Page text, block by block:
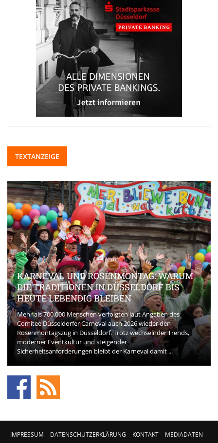
TEXTANZEIGE
KARNEVAL UND ROSENMONTAG: WARUM
DIE TRADITIONEN IN DÜSSELDORF BIS
HEUTE LEBENDIG BLEIBEN
Mehr als 700.000 Menschen verfolgten laut Angaben des
Comitee Düsseldorfer Carneval auch 2026 wieder den
Rosenmontagszug in Düsseldorf. Trotz wechselnder Trends,
moderner Eventkultur und steigender
Sicherheitsanforderungen bleibt der Karneval damit ...
IMPRESSUM DATENSCHUTZERKLÄRUNG KONTAKT MEDIADATEN